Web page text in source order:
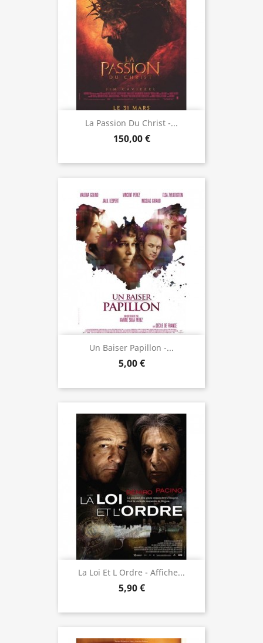
La Passion Du Christ -...
150,00 €
Un Baiser Papillon -...
5,00 €
La Loi Et L Ordre - Affiche...
5,90 €